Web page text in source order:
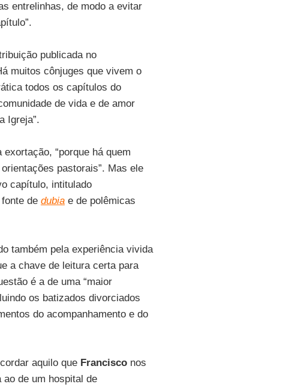
entrelinhas, de modo a evitar
publicada no
muitos cônjuges que vivem o
todos os capítulos do
de vida e de amor
Igreja”.
“porque há quem
pastorais”. Mas ele
capítulo, intitulado
fonte de dubiae de polêmicas
também pela experiência vivida
a chave de leitura certa para
é a de uma “maior
os batizados divorciados
do acompanhamento e do
aquilo que Francisconos
ao de um hospital de